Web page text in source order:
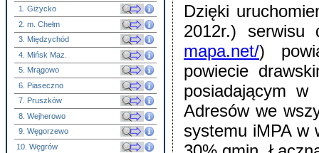
1. Giżycko
2. m. Chełm
3. Międzychód
4. Mińsk Maz.
5. Mrągowo
6. Piaseczno
7. Pruszków
8. Wejherowo
9. Węgorzewo
10. Węgrów
Dzięki
2012r.)
mapa.net/)
powiecie
posiadającym w
Adresów we
systemu iMPA w